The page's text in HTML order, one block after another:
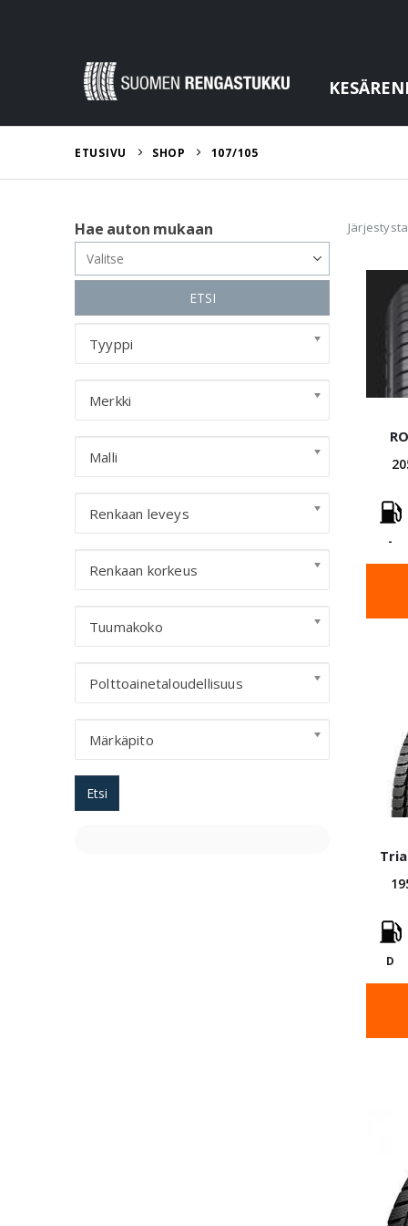
ETUSIVU SHOP 107/105
-
D
Hae auton mukaan
ETSI
Tyyppi
Merkki
Malli
Renkaan leveys
Renkaan korkeus
Tuumakoko
Polttoainetaloudellisuus
Märkäpito
Etsi